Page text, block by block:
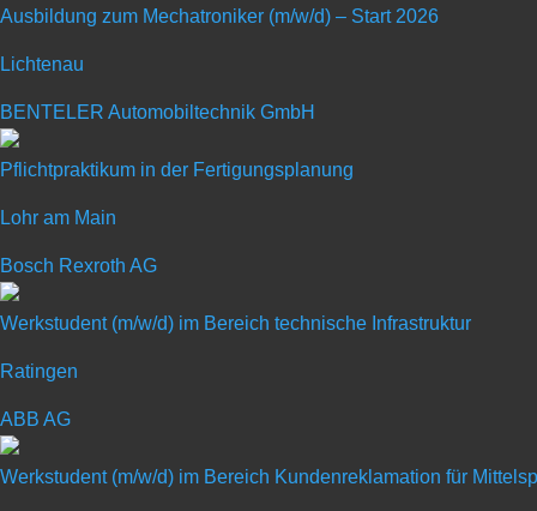
Ausbildung zum Mechatroniker (m/w/d) – Start 2026
Lichtenau
BENTELER Automobiltechnik GmbH
Pflichtpraktikum in der Fertigungsplanung
Lohr am Main
Bosch Rexroth AG
Werkstudent (m/w/d) im Bereich technische Infrastruktur
Ratingen
ABB AG
Werkstudent (m/w/d) im Bereich Kundenreklamation für
BENTELER
Ausbildung zum